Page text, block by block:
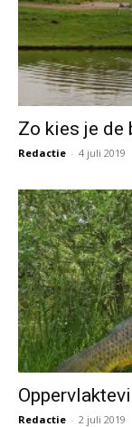
Zo kies je de
Redactie - 4 juli 2019
Redactie - 2 juli 2019